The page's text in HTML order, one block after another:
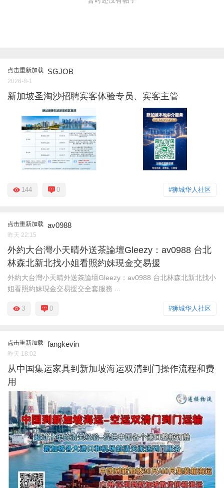
点击重新加载 SGJOB
2026-8-1
新加坡圣淘沙招聘宾客体验专员、宾客主管
#狮城华人社区
144 0
点击重新加载 av0988
昨天 22:15
外約大台灣小天晴外送茶論壇Gleezy：av0988 台北
林森北新北找小姐看照約妹現金交易援
外約大台灣小天晴外送茶論壇Gleezy：av0988 台北林森北新北找小
姐看照約妹現金交易援交全套服務 ...
#狮城华人社区
3 0
点击重新加载 fangkevin
昨天 18:02
从中国集运家具到新加坡海运双清到门操作流程和费
用